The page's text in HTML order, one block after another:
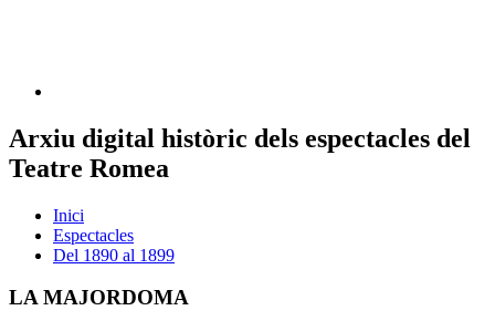
Arxiu digital històric dels espectacles del
Teatre Romea
Inici
Espectacles
Del 1890 al 1899
LA MAJORDOMA